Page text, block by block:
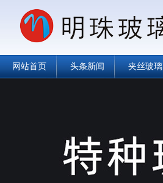
网站首页 头条新闻 夹丝玻璃